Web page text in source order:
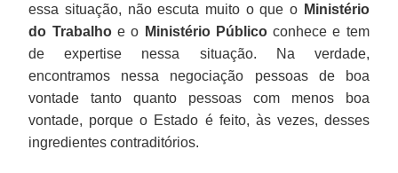
essa situação, não escuta muito o que o Ministério
do Trabalhoe o Ministério Públicoconhece e tem
de expertise nessa situação. Na verdade,
encontramos nessa negociação pessoas de boa
vontade tanto quanto pessoas com menos boa
vontade, porque o Estado é feito, às vezes, desses
ingredientes contraditórios.